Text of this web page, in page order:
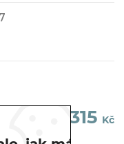
315 Kč